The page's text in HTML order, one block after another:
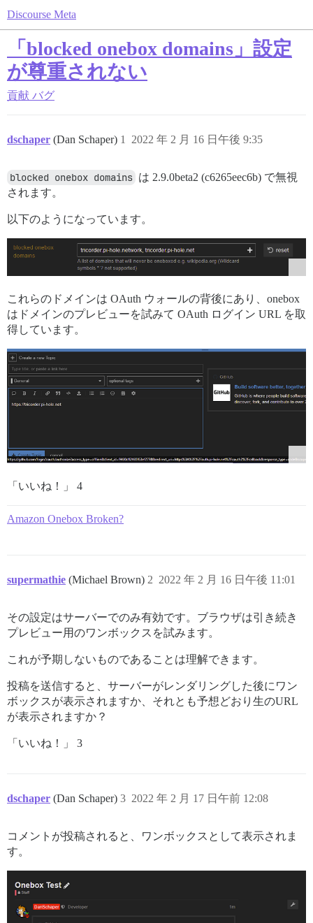
Discourse Meta
「blocked onebox domains」設定
が尊重されない
貢献 バグ
dschaper (Dan Schaper) 2022 年 2 月 16 日午後 9:35
1
blocked onebox domains は 2.9.0beta2 (c6265eec6b) で無視
されます。
以下のようになっています。
これらのドメインは OAuth ウォールの背後にあり、onebox
はドメインのプレビューを試みて OAuth ログイン URL を取
得しています。
「いいね！」 4
Amazon Onebox Broken?
supermathie (Michael Brown) 2022 年 2 月 16 日午後 11:01
2
その設定はサーバーでのみ有効です。ブラウザは引き続き
プレビュー用のワンボックスを試みます。
これが予期しないものであることは理解できます。
投稿を送信すると、サーバーがレンダリングした後にワン
ボックスが表示されますか、それとも予想どおり生のURL
が表示されますか？
「いいね！」 3
dschaper (Dan Schaper) 2022 年 2 月 17 日午前 12:08
3
コメントが投稿されると、ワンボックスとして表示されま
す。